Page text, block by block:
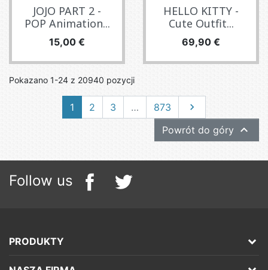
JOJO PART 2 -
POP Animation...
Cena
15,00 €
HELLO KITTY -
Cute Outfit...
Cena
69,90 €
Pokazano 1-24 z 20940 pozycji
1 2 3 … 873 Następny

Powrót do góry 
Follow us
PRODUKTY